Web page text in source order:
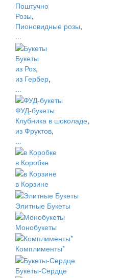
Поштучно
Розы,
Пионовидные розы,
...
Букеты
из Роз,
из Гербер,
...
ФУД-букеты
Клубника в шоколаде,
из Фруктов,
...
в Коробке
в Корзине
Элитные Букеты
Монобукеты
Комплименты*
Букеты-Сердце